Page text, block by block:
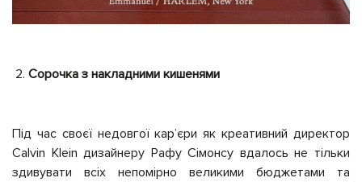
Сорочка з накладними кишенями
Під час своєї недовгої кар’єри як креативний директор
Calvin Klein дизайнеру Рафу Сімонсу вдалось не тільки
здивувати всіх непомірно великими бюджетами та